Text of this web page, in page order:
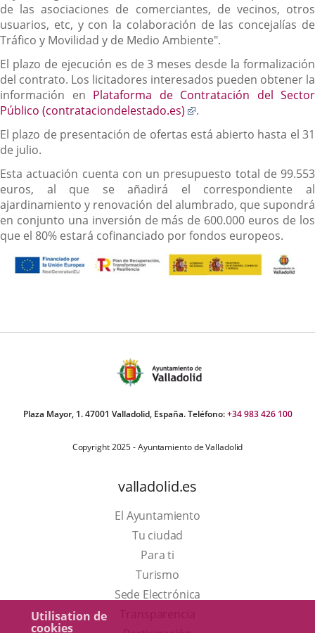
Utilisation de
cookies
de las asociaciones de comerciantes, de vecinos, otros
usuarios, etc, y con la colaboración de las concejalías de
Tráfico y Movilidad y de Medio Ambiente".
El plazo de ejecución es de 3 meses desde la formalización
del contrato. Los licitadores interesados pueden obtener la
información en Plataforma de Contratación del Sector
Público (contrataciondelestado.es)
Enlace
una
externa.
.
El plazo de presentación de ofertas está abierto hasta el 31
de julio.
Esta actuación cuenta con un presupuesto total de 99.553
euros, al que se añadirá el correspondiente al
ajardinamiento y renovación del alumbrado, que supondrá
en conjunto una inversión de más de 600.000 euros de los
que el 80% estará cofinanciado por fondos europeos.
Plaza Mayor, 1. 47001 Valladolid, España. Teléfono:+34 983 426 100
Copyright 2025 - Ayuntamiento de Valladolid
valladolid.es
El Ayuntamiento
Tu ciudad
Para ti
TurismoEste
enlace
Sede Electrónica